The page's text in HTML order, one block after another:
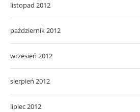
listopad 2012
październik 2012
wrzesień 2012
sierpień 2012
lipiec 2012